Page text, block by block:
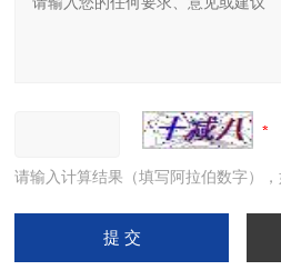
请输入计算结果（填写阿拉伯数字）